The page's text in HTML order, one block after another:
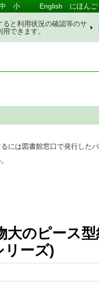
小 English にほんご
ると利用状況の確認等のサ
できます。
には図書館窓口で発行したパ
のピース型
ーズ)